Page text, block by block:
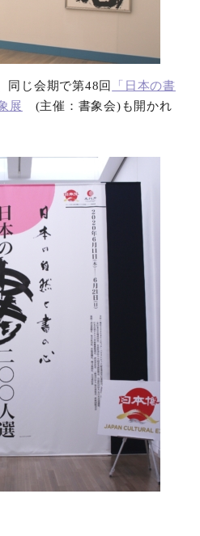
同じ会期で第48回
「日本の書
展
(主催：書象会)も開かれ